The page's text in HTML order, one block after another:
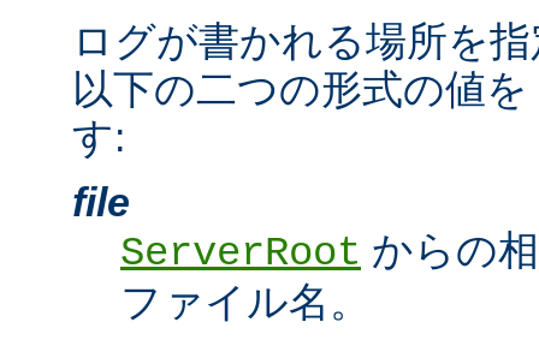
ログが書かれる場所を
以下の二つの形式の値
す:
file
ServerRoot からの
ファイル名。